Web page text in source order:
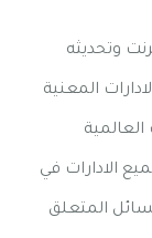
وتحديثه
المعنية
الادارات في
المتعلق